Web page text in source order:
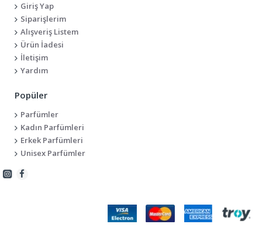
Giriş Yap
Siparişlerim
Alışveriş Listem
Ürün İadesi
İletişim
Yardım
Popüler
Parfümler
Kadın Parfümleri
Erkek Parfümleri
Unisex Parfümler